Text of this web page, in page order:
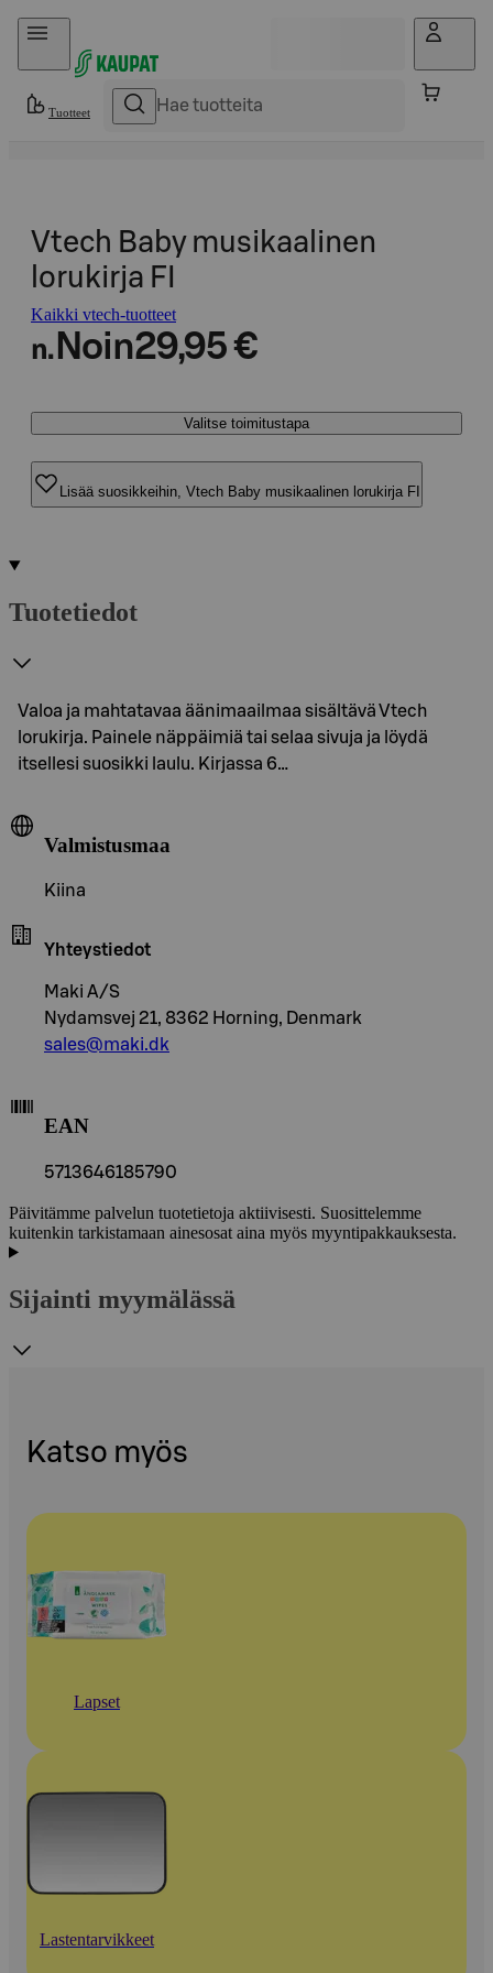
Hyppää sisältöön
Tuotteet
Vtech Baby musikaalinen
lorukirja FI
Kaikki vtech-tuotteet
n. Noin29,95 €
Valitse toimitustapa
Lisää suosikkeihin, Vtech Baby musikaalinen lorukirja FI
Tuotetiedot
Valoa ja mahtatavaa äänimaailmaa sisältävä Vtech
lorukirja. Painele näppäimiä tai selaa sivuja ja löydä
itsellesi suosikki laulu. Kirjassa 6…
Valmistusmaa
Kiina
Yhteystiedot
Maki A/S
Nydamsvej 21, 8362 Horning, Denmark
sales@maki.dk
EAN
5713646185790
Päivitämme palvelun tuotetietoja aktiivisesti. Suosittelemme
kuitenkin tarkistamaan ainesosat aina myös myyntipakkauksesta.
Sijainti myymälässä
Katso myös
Lapset
Lastentarvikkeet